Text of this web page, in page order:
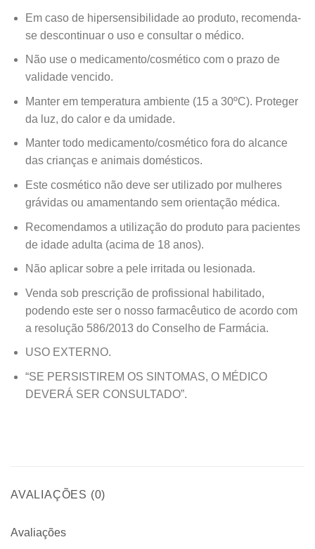
Em caso de hipersensibilidade ao produto, recomenda-
se descontinuar o uso e consultar o médico.
Não use o medicamento/cosmético com o prazo de
validade vencido.
Manter em temperatura ambiente (15 a 30ºC). Proteger
da luz, do calor e da umidade.
Manter todo medicamento/cosmético fora do alcance
das crianças e animais domésticos.
Este cosmético não deve ser utilizado por mulheres
grávidas ou amamentando sem orientação médica.
Recomendamos a utilização do produto para pacientes
de idade adulta (acima de 18 anos).
Não aplicar sobre a pele irritada ou lesionada.
Venda sob prescrição de profissional habilitado,
podendo este ser o nosso farmacêutico de acordo com
a resolução 586/2013 do Conselho de Farmácia.
USO EXTERNO.
“SE PERSISTIREM OS SINTOMAS, O MÉDICO
DEVERÁ SER CONSULTADO”.
AVALIAÇÕES (0)
Avaliações